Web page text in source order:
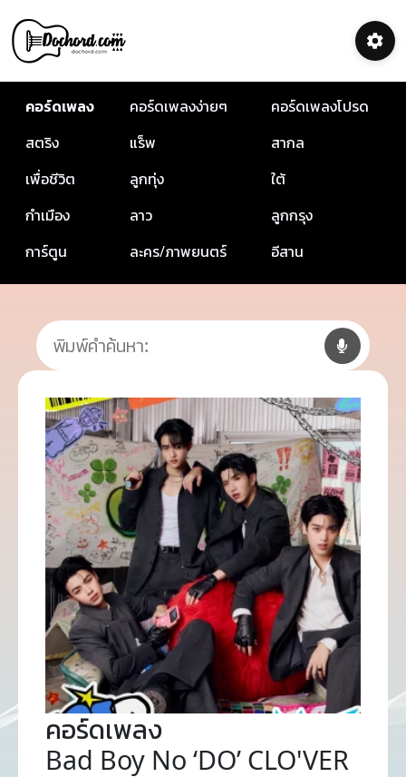
คอร์ดเพลง คอร์ดเพลงง่ายๆ
คอร์ดเพลงโปรด
สตริง
แร็พ
สากล
เพื่อชีวิต
ลูกทุ่ง
ใต้
กำเมือง
ลาว
ลูกกรุง
การ์ตูน
ละคร/ภาพยนตร์ อีสาน
คอร์ดเพลง
Bad Boy No ‘DO’ CLO'VER